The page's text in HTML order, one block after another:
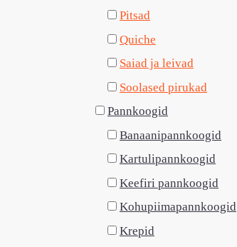
Pitsad
Quiche
Saiad ja leivad
Soolased pirukad
Pannkoogid
Banaanipannkoogid
Kartulipannkoogid
Keefiri pannkoogid
Kohupiimapannkoogid
Krepid